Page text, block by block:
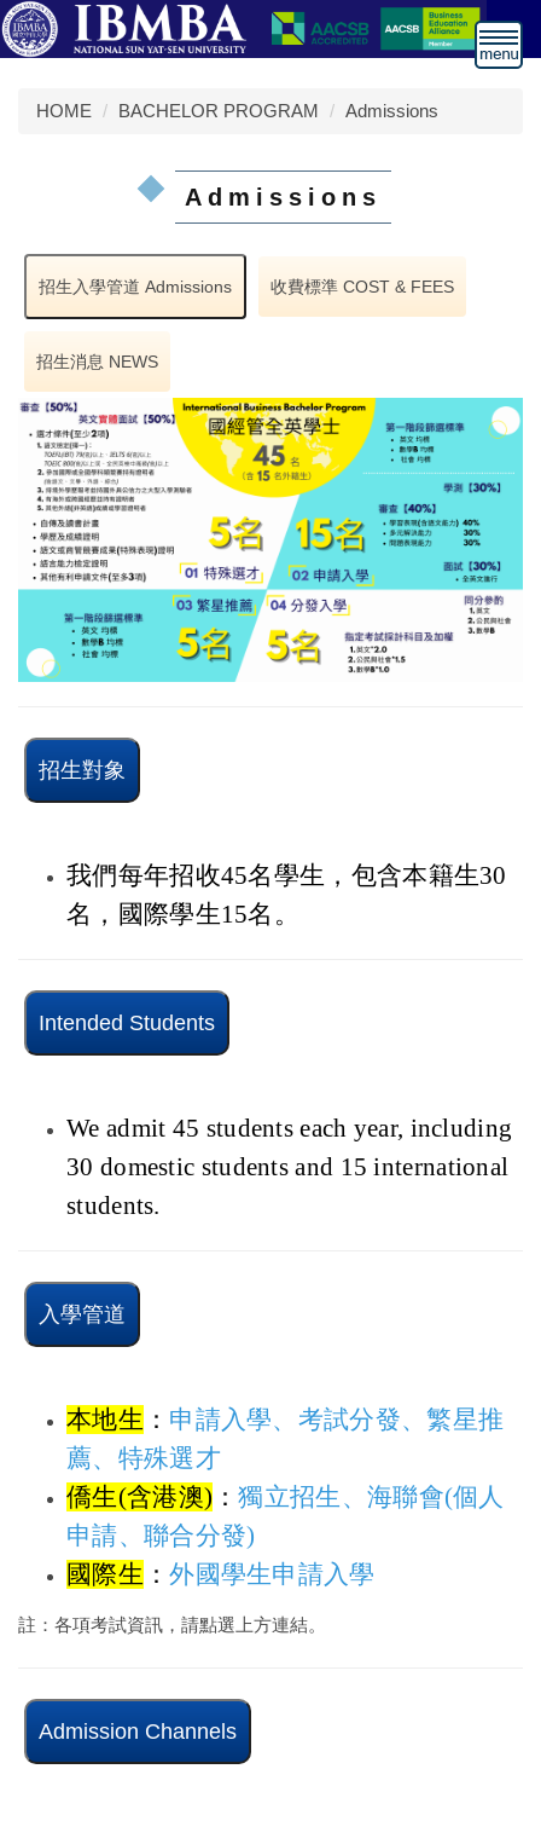
跳
到
HOME BACHELOR PROGRAM Admissions
Admissions
招生入學管道 Admissions 收費標準 COST & FEES
招生消息 NEWS
招生對象
我們每年招收45名學生，包含本籍生30
名，國際學生15名。
Intended Students
We admit 45 students each year, including
30 domestic students and 15 international
students.
入學管道
本地生 ： 申請入學、 考試分發、繁星推
薦、 特殊選才
僑生(含港澳) ：獨立招生 、 海聯會(個人
申請、聯合分發)
國際生 ：外國學生申請入學
註：各項考試資訊，請點選上方連結。
Admission Channels